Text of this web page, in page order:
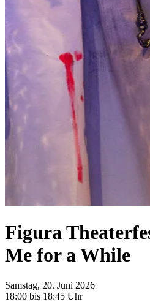
Figura
Me for a While
Samstag, 20. Juni 2026
18:00 bis 18:45 Uhr